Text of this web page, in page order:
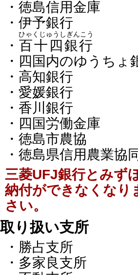
・徳島信用金庫
・伊予銀行
・ 百十四銀行
ひゃくじゅうしぎんこう
・四国内のゆうちょ
・高知銀行
・愛媛銀行
・香川銀行
・四国労働金庫
・徳島市農協
・徳島県信用農業協
三菱UFJ銀行とみず
納付ができなくなり
さい。
取り扱い支所
・勝占支所
・多家良支所